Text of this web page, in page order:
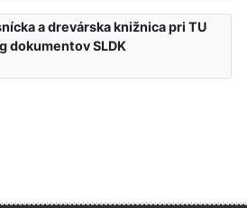
a drevárska knižnica pri TU
dokumentov SLDK